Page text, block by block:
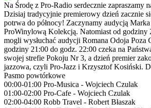
Na Środę z Pro-Radio serdecznie zapraszamy
Dzisiaj tradycyjnie premierowy dzień zacznie
potrwa do północy! Zaczynamy audycją
ProWinylową Kolekcją. Natomiast od godziny
mogli wysłuchać audycji Romana Odoja Poza
godziny 21:00 do godz. 22:00 czeka na
swojej strefie Pokoju Nr 3, a dzień premier
jazzowa, czyli Pro-Jazz i Krzysztof Kosiński.
Pasmo powtórkowe
00:00-01:00 Pro-Musica - Wojciech Czulak
01:00-02:00 Pro-Cafe - Wojciech Czulak
02:00-04:00 Robb Travel - Robert Błaszak